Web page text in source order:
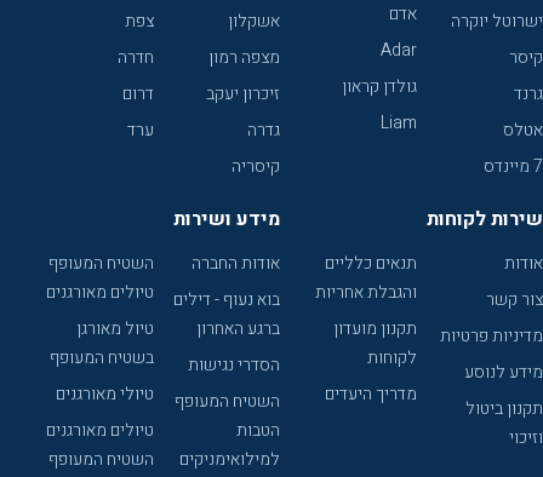
ישרוטל יוקרה
קיסר
גרנד
אטלס
7 מיינדס
אדם
Adar
גולדן קראון
Liam
אשקלון
מצפה רמון
זיכרון יעקב
גדרה
קיסריה
צפת
חדרה
דרום
ערד
שירות לקוחות
אודות
צור קשר
מדיניות פרטיות
מידע לנוסע
תקנון ביטול
וזיכוי
תנאים כלליים
והגבלת אחריות
תקנון מועדון
לקוחות
מדריך היעדים
מידע ושירות
אודות החברה
בוא נעוף - דילים
ברגע האחרון
הסדרי נגישות
השטיח המעופף
הטבות
למילואימניקים
השטיח המעופף
טיולים מאורגנים
טיול מאורגן
בשטיח המעופף
טיולי מאורגנים
טיולים מאורגנים
השטיח המעופף